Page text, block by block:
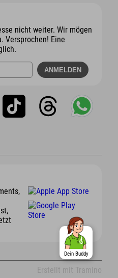
nicht weiter. Wir mögen
Versprochen! Eine
Erstellt mit Tramino
Dein Buddy